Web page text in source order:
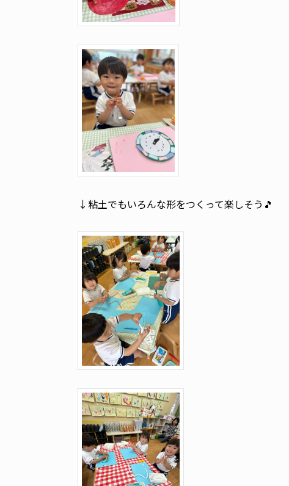
↓粘土でもいろんな形をつくって楽しそう🎵